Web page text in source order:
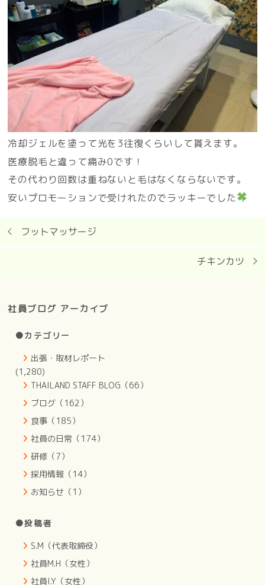
冷却ジェルを塗って光を3往復くらいして貰えます。
医療脱毛と違って痛み0です！
その代わり回数は重ねないと毛はなくならないです。
安いプロモーションで受けれたのでラッキーでした
フットマッサージ
チキンカツ
社員ブログ アーカイブ
●カテゴリー
出張・取材レポート
(1,280)
THAILAND STAFF BLOG（66）
ブログ（162）
食事（185）
社員の日常（174）
研修（7）
採用情報（14）
お知らせ（1）
●投稿者
S.M（代表取締役）
社員M.H（女性）
社員I.Y（女性）